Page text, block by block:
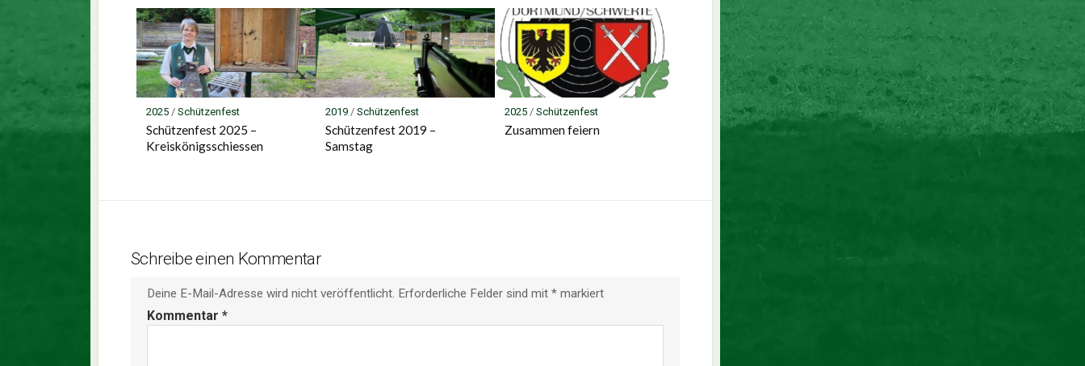
2025 /Schützenfest
Schützenfest 2025 –
Kreiskönigsschiessen
2019 /Schützenfest
Schützenfest 2019 –
Samstag
2025 /Schützenfest
Zusammen feiern
Schreibe einen Kommentar
Deine E-Mail-Adresse wird nicht veröffentlicht. Erforderliche Felder sind mit * markiert
Kommentar *